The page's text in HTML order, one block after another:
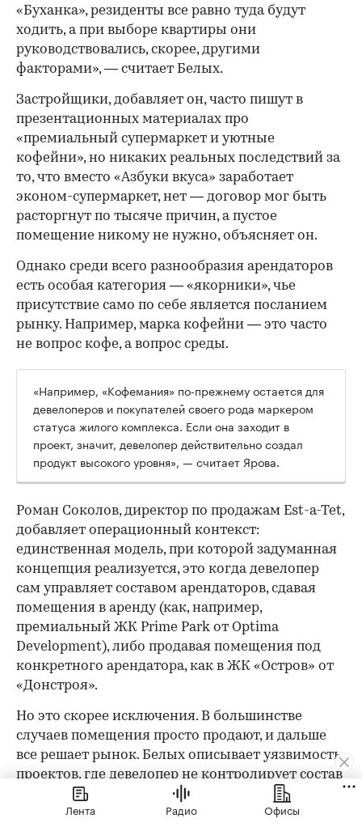
«Буханка», резиденты все равно туда будут
ходить, а при выборе квартиры они
руководствовались, скорее, другими
факторами», — считает Белых.
Застройщики, добавляет он, часто пишут в
презентационных материалах про
«премиальный супермаркет и уютные
кофейни», но никаких реальных последствий за
то, что вместо «Азбуки вкуса» заработает
эконом-супермаркет, нет — договор мог быть
расторгнут по тысяче причин, а пустое
помещение никому не нужно, объясняет он.
Однако среди всего разнообразия арендаторов
есть особая категория — «якорники», чье
присутствие само по себе является посланием
рынку. Например, марка кофейни — это часто
не вопрос кофе, а вопрос среды.
«Например, «Кофемания» по-прежнему остается для
девелоперов и покупателей своего рода маркером
статуса жилого комплекса. Если она заходит в
проект, значит, девелопер действительно создал
продукт высокого уровня», — считает Ярова.
Роман Соколов, директор по продажам Est-a-Tet,
добавляет операционный контекст:
единственная модель, при которой задуманная
концепция реализуется, это когда девелопер
сам управляет составом арендаторов, сдавая
помещения в аренду (как, например,
премиальный ЖК Prime Park от Optima
Development), либо продавая помещения под
конкретного арендатора, как в ЖК «Остров» от
«Донстроя».
Но это скорее исключения. В большинстве
случаев помещения просто продают, и дальше
все решает рынок. Белых описывает уязвимость
проектов, где девелопер не контролирует состав
арендаторов: «Большинство застройщиков не
слишком заботятся о составе и уровне
Лента Радио Офисы